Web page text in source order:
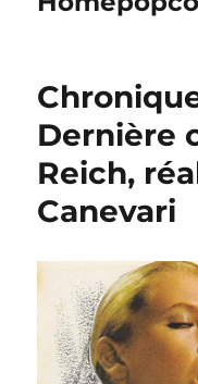
Dernière
Reich,
Canevari